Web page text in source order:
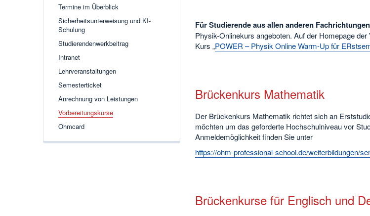
Termine im Überblick
Sicherheitsunterweisung und KI-
Schulung
Studierendenwerkbeitrag
Intranet
Lehrveranstaltungen
Semesterticket
Anrechnung von Leistungen
Vorbereitungskurse
Ohmcard
Für Studierende aus allen anderen Fachrichtungen
Physik-Onlinekurs angeboten. Auf der Homepage
Kurs „POWER – Physik Online Warm-Up für
Brückenkurs Mathematik
Der Brückenkurs Mathematik richtet sich an
möchten um das geforderte Hochschulniveau vor
Anmeldemöglichkeit finden Sie unter
https://ohm-professional-school.de/weiterbildungen/
Brückenkurse für Englisch und